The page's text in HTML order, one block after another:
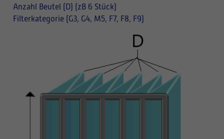
Anzahl Beutel (D) (zB 6 Stück)
Filterkategorie (G3, G4, M5, F7, F8, F9)